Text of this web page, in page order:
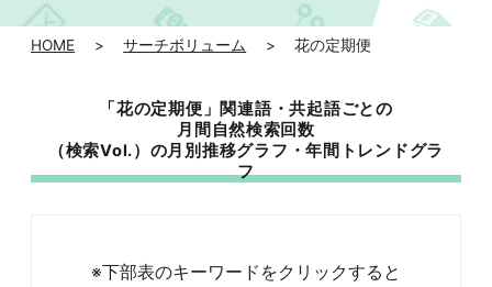
HOME > サーチボリューム > 花の定期便
「花の定期便」関連語・共起語ごとの
月間自然検索回数
（検索Vol.）の月別推移グラフ・年間トレンドグラ
フ
※下部表のキーワードをクリックすると